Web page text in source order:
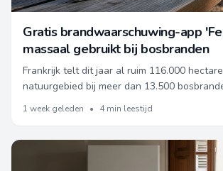
Gratis brandwaarschuwing-app
massaal gebruikt bij bosbranden
Frankrijk telt dit jaar al ruim 116.000
natuurgebied bij meer dan 13.500
historisch record. Lees wat dit betekent in
de grootste schade is.
1 week geleden • 4 min leestijd